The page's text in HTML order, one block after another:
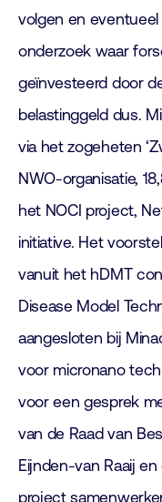
volgen en
onderzoek waar
geïnvesteerd door
belastinggeld dus.
via het zogeheten
NWO-organisatie,
het NOCI project,
initiative. Het
vanuit het hDMT
Disease Model
aangesloten bij
voor micronano
voor een gesprek
van de Raad van
Eijnden-van Raaij
project